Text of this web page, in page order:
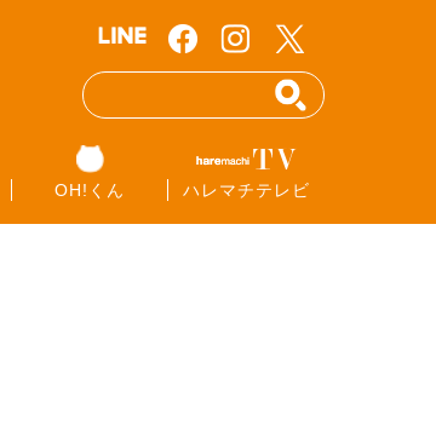
OH!くん ハレマチテレビ